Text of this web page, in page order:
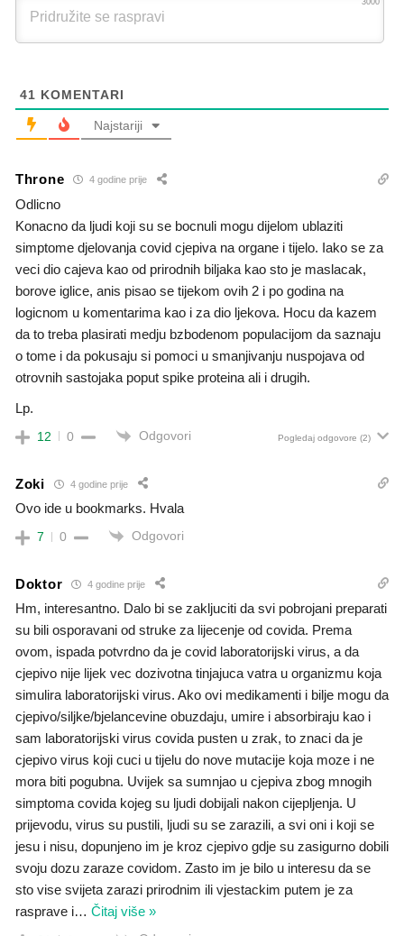
41 KOMENTARI
Najstariji
Throne 4 godine prije
Odlicno
Konacno da ljudi koji su se bocnuli mogu dijelom ublaziti
simptome djelovanja covid cjepiva na organe i tijelo. Iako se za
veci dio cajeva kao od prirodnih biljaka kao sto je maslacak,
borove iglice, anis pisao se tijekom ovih 2 i po godina na
logicnom u komentarima kao i za dio ljekova. Hocu da kazem
da to treba plasirati medju bzbodenom populacijom da saznaju
o tome i da pokusaju si pomoci u smanjivanju nuspojava od
otrovnih sastojaka poput spike proteina ali i drugih.
Lp.
12 0 Odgovori Pogledaj odgovore (2)
Zoki 4 godine prije
Ovo ide u bookmarks. Hvala
7 0 Odgovori
Doktor 4 godine prije
Hm, interesantno. Dalo bi se zakljuciti da svi pobrojani preparati
su bili osporavani od struke za lijecenje od covida. Prema
ovom, ispada potvrdno da je covid laboratorijski virus, a da
cjepivo nije lijek vec dozivotna tinjajuca vatra u organizmu koja
simulira laboratorijski virus. Ako ovi medikamenti i bilje mogu da
cjepivo/siljke/bjelancevine obuzdaju, umire i absorbiraju kao i
sam laboratorijski virus covida pusten u zrak, to znaci da je
cjepivo virus koji cuci u tijelu do nove mutacije koja moze i ne
mora biti pogubna. Uvijek sa sumnjao u cjepiva zbog mnogih
simptoma covida kojeg su ljudi dobijali nakon cijepljenja. U
prijevodu, virus su pustili, ljudi su se zarazili, a svi oni i koji se
jesu i nisu, dopunjeno im je kroz cjepivo gdje su zasigurno dobili
svoju dozu zaraze covidom. Zasto im je bilo u interesu da se
sto vise svijeta zarazi prirodnim ili vjestackim putem je za
rasprave i… Čitaj više »